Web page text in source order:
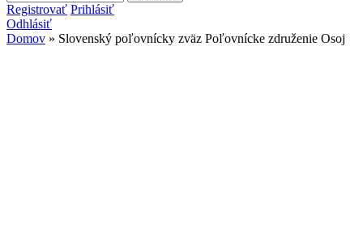
Vyhľadávanie
Registrovať Prihlásiť
Odhlásiť
Domov » Slovenský poľovnícky zväz Poľovnícke združenie Osoj